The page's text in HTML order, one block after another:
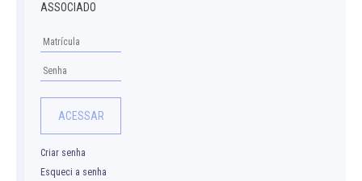
ASSOCIADO
Criar senha
Esqueci a senha